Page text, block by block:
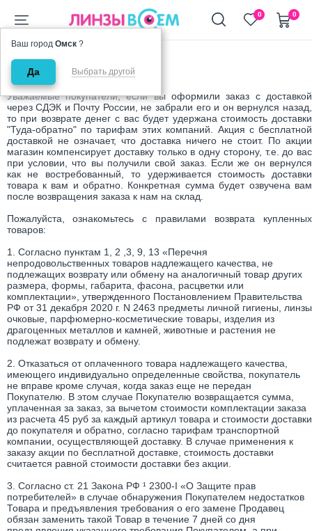
Ваш город Омск ?
Да Выбрать другой
+7 (911) 944-90-10 0 0
Возврат товара
Уважаемые покупатели, если вы оформили заказ с доставкой
через СДЭК и Почту России, не забрали его и он вернулся назад,
то при возврате денег с вас будет удержана стоимость доставки
"Туда-обратно" по тарифам этих компаний. Акция с бесплатной
доставкой не означает, что доставка ничего не стоит. По акции
магазин компенсирует доставку только в одну сторону, т.е. до вас
при условии, что вы получили свой заказ. Если же он вернулся
как не востребованный, то удерживается стоимость доставки
товара к вам и обратно. Конкретная сумма будет озвучена вам
после возвращения заказа к нам на склад.
Пожалуйста, ознакомьтесь с правилами возврата купленных
товаров:
1. Согласно пунктам 1, 2 ,3, 9, 13 «Перечня
непродовольственных товаров надлежащего качества, не
подлежащих возврату или обмену на аналогичный товар других
размера, формы, габарита, фасона, расцветки или
комплектации», утвержденного Постановлением Правительства
РФ от 31 декабря 2020 г. N 2463 предметы личной гигиены, линзы
очковые, парфюмерно-косметические товары, изделия из
драгоценных металлов и камней, животные и растения не
подлежат возврату и обмену.
2. Отказаться от оплаченного товара надлежащего качества,
имеющего индивидуально определенные свойства, покупатель
не вправе кроме случая, когда заказ еще не передан
Покупателю. В этом случае Покупателю возвращается сумма,
уплаченная за заказ, за вычетом стоимости комплектации заказа
из расчета 45 руб за каждый артикул товара и стоимости доставки
до покупателя и обратно, согласно тарифам транспортной
компании, осуществляющей доставку. В случае применения к
заказу акции по бесплатной доставке, стоимость доставки
считается равной стоимости доставки без акции.
3. Согласно ст. 21 Закона РФ ¹ 2300-I «О Защите прав
потребителей» в случае обнаружения Покупателем недостатков
Товара и предъявления требования о его замене Продавец
обязан заменить такой Товар в течение 7 дней со дня